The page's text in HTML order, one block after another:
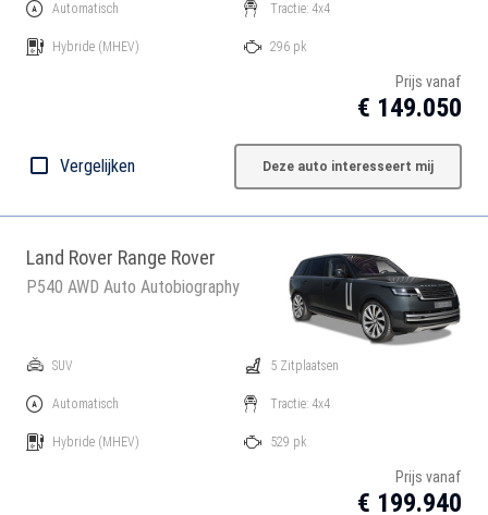
Automatisch
Hybride (MHEV)
Tractie: 4x4
296 pk
Prijs vanaf
€ 149.050
Vergelijken Deze auto interesseert mij
Land Rover Range Rover
P540 AWD Auto Autobiography
SUV
Automatisch
Hybride (MHEV)
5 Zitplaatsen
Tractie: 4x4
529 pk
Prijs vanaf
€ 199.940